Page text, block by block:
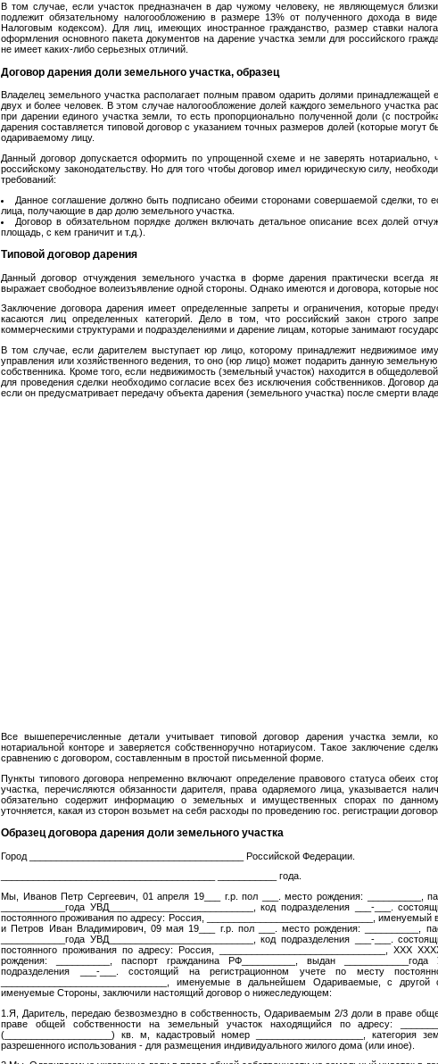
В том случае, если участок предназначен в дар чужому человеку, не являющемуся
подлежит обязательному налогообложению в размере 13% от полученного дохода в
Налоговым кодексом). Для лиц, имеющих иностранное гражданство, размер ставки
оформления основного пакета документов на дарение участка земли для российского
не имеет каких-либо серьезных отличий.
Договор дарения доли земельного участка, образец
Владелец земельного участка располагает полным правом одарить долями принадлежащей
двух и более человек. В этом случае налогообложение долей каждого земельного участка
при дарении единого участка земли, то есть пропорционально полученной доли (с
дарения составляется типовой договор с указанием точных размеров долей (которые могут
одариваемому лицу.
Данный договор допускается оформить по упрощенной схеме и не заверять нотариально,
российскому законодательству. Но для того чтобы договор имел юридическую силу,
требований:
Данное соглашение должно быть подписано обеими сторонами совершаемой сделки, то
лица, получающие в дар долю земельного участка.
Договор в обязательном порядке должен включать детальное описание всех долей
площадь, с кем граничит и т.д.).
Типовой договор дарения
Данный договор отчуждения земельного участка в форме дарения практически всегда
выражает свободное волеизъявление одной стороны. Однако имеются и договора, которые
Заключение договора дарения имеет определенные запреты и ограничения, которые
касаются лиц определенных категорий. Дело в том, что российский закон строго
коммерческими структурами и подразделениями и дарение лицам, которые занимают
В том случае, если дарителем выступает юр лицо, которому принадлежит недвижимое
управления или хозяйственного ведения, то оно (юр лицо) может подарить данную
собственника. Кроме того, если недвижимость (земельный участок) находится в
для проведения сделки необходимо согласие всех без исключения собственников. Договор
если он предусматривает передачу объекта дарения (земельного участка) после смерти
Все вышеперечисленные детали учитывает типовой договор дарения участка земли,
нотариальной конторе и заверяется собственноручно нотариусом. Такое заключение
сравнению с договором, составленным в простой письменной форме.
Пункты типового договора непременно включают определение правового статуса обеих
участка, перечисляются обязанности дарителя, права одаряемого лица, указывается
обязательно содержит информацию о земельных и имущественных спорах по
уточняется, какая из сторон возьмет на себя расходы по проведению гос. регистрации
Образец договора дарения доли земельного участка
Город ________________________________________ Российской Федерации.
________________________________________ ___________ года.
Мы, Иванов Петр Сергеевич, 01 апреля 19___ г.р. пол ___. место рождения: __________,
____________года УВД___________________________, код подразделения ___-___.
постоянного проживания по адресу: Россия, _______________________________,
и Петров Иван Владимирович, 09 мая 19___ г.р. пол ___. место рождения: __________,
____________года УВД___________________________, код подразделения ___-___.
постоянного проживания по адресу: Россия, _______________________________, ХХХ
рождения: __________, паспорт гражданина РФ__________, выдан ____________года
подразделения ___-___. состоящий на регистрационном учете по месту
_______________________________, именуемые в дальнейшем Одариваемые, с
именуемые Стороны, заключили настоящий договор о нижеследующем:
1.Я, Даритель, передаю безвозмездно в собственность, Одариваемым 2/3 доли в праве
праве общей собственности на земельный участок находящийся по адресу:
(____________________) кв. м, кадастровый номер ____________________, категория
разрешенного использования - для размещения индивидуального жилого дома (или иное).